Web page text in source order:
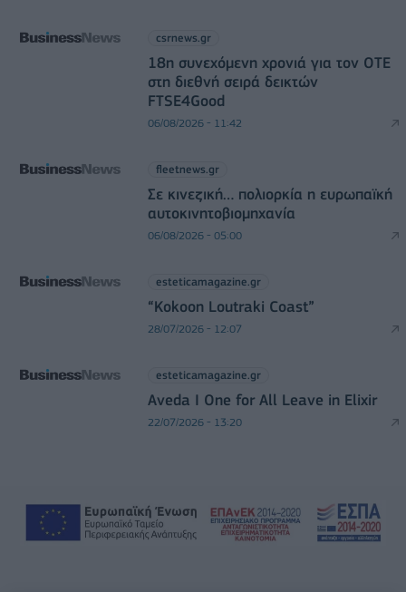
csrnews.gr
18η συνεχόμενη χρονιά για τον ΟΤΕ
στη διεθνή σειρά δεικτών
FTSE4Good
06/08/2026 - 11:42
fleetnews.gr
Σε κινεζική… πολιορκία η ευρωπαϊκή
αυτοκινητοβιομηχανία
06/08/2026 - 05:00
esteticamagazine.gr
“Kokoon Loutraki Coast”
28/07/2026 - 12:07
esteticamagazine.gr
Aveda I One for All Leave in Elixir
22/07/2026 - 13:20